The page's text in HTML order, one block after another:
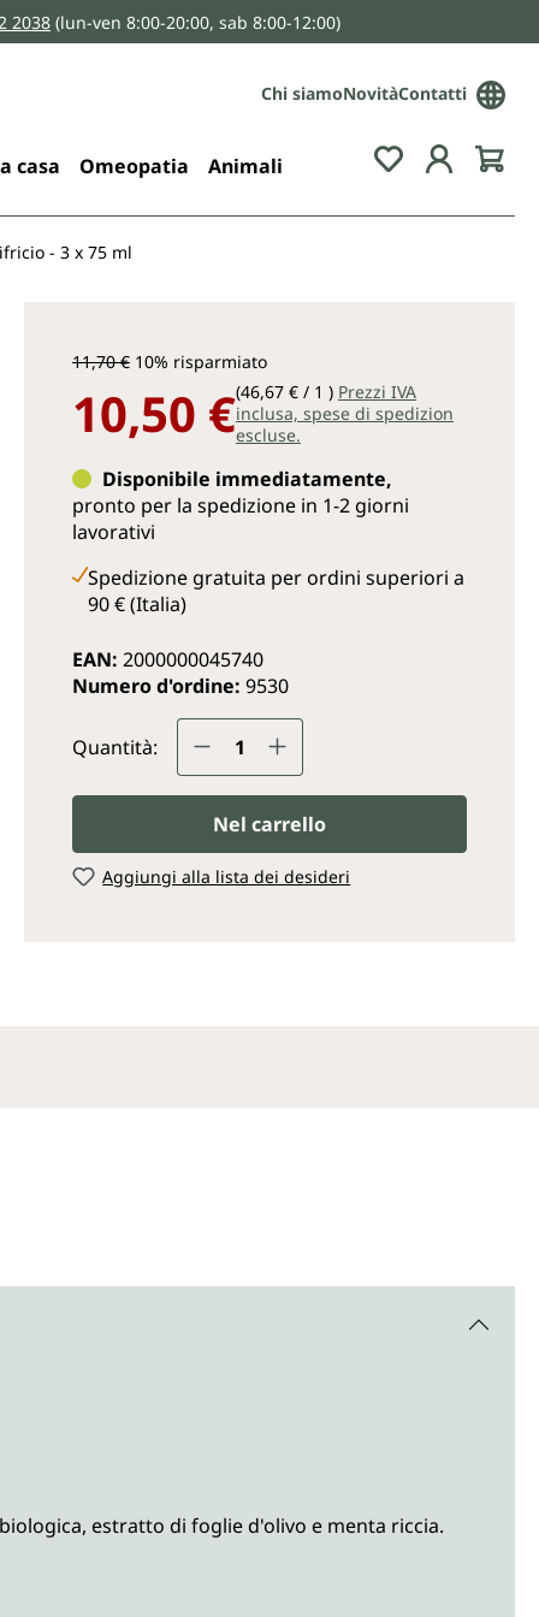
2038 (lun-ven 8:00-20:00, sab 8:00-12:00)
Chi siamoNovitàContatti
casa Omeopatia Animali You have 0
- 3 x 75 ml
11,70 € 10% risparmiato
10,50 €(46,67 € / 1 ) Prezzi IVA
inclusa, spese di spedizion
escluse.
Disponibile immediatamente,
pronto per la spedizione in 1-2 giorni
lavorativi
Spedizione gratuita per ordini superiori a
90 € (Italia)
EAN: 2000000045740
Numero d'ordine: 9530
Quantità: Quantità del prodotto:
Nel carrello
Aggiungi alla lista dei desideri
estratto di foglie d'olivo e menta riccia.